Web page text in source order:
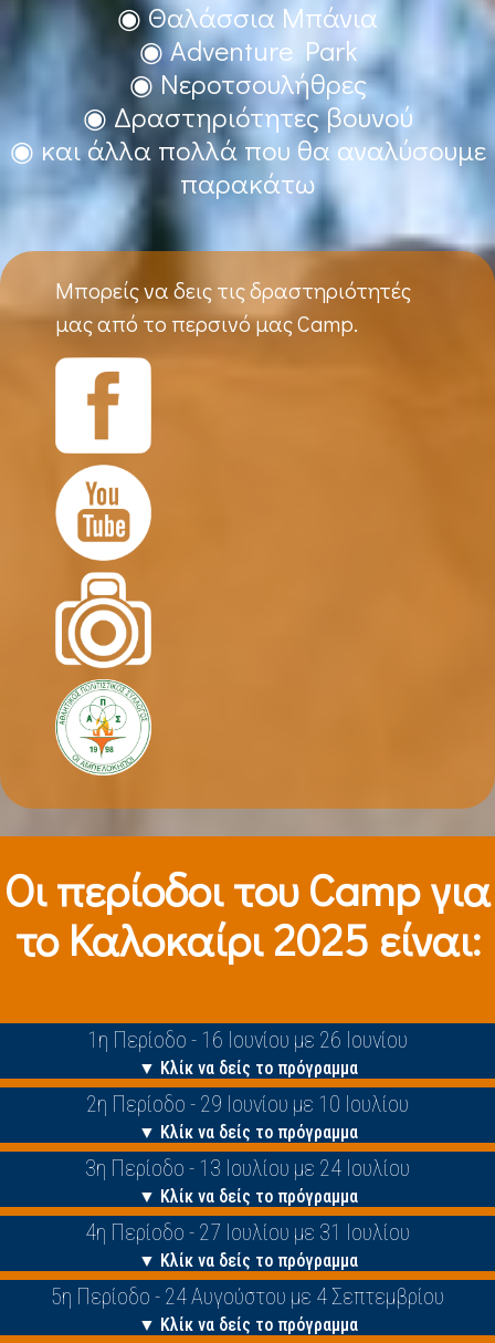
◉ Θαλάσσια Μπάνια
◉ Adventure Park
◉ Νεροτσουλήθρες
◉ Δραστηριότητες βουνού
◉ και άλλα πολλά που θα αναλύσουμε
παρακάτω
Μπορείς να δεις τις δραστηριότητές
μας από το περσινό μας Camp.
Οι περίοδοι τoυ Camp για
το Καλοκαίρι 2025 είναι:
1η Περίοδο - 16 Ιουνίου με 26 Ιουνίου
▼ Κλίκ να δείς το πρόγραμμα
2η Περίοδο - 29 Ιουνίου με 10 Ιουλίου
▼ Κλίκ να δείς το πρόγραμμα
3η Περίοδο - 13 Ιουλίου με 24 Ιουλίου
▼ Κλίκ να δείς το πρόγραμμα
4η Περίοδο - 27 Ιουλίου με 31 Ιουλίου
▼ Κλίκ να δείς το πρόγραμμα
5η Περίοδο - 24 Αυγούστου με 4 Σεπτεμβρίου
▼ Κλίκ να δείς το πρόγραμμα